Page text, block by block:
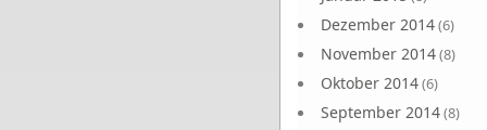
Dezember 2014(6)
November 2014(8)
Oktober 2014(6)
September 2014(8)